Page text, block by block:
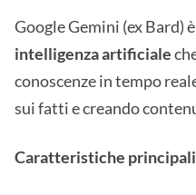
Google Gemini (ex Bard)
intelligenza artificiale
conoscenze in tempo
sui fatti e creando
Caratteristiche